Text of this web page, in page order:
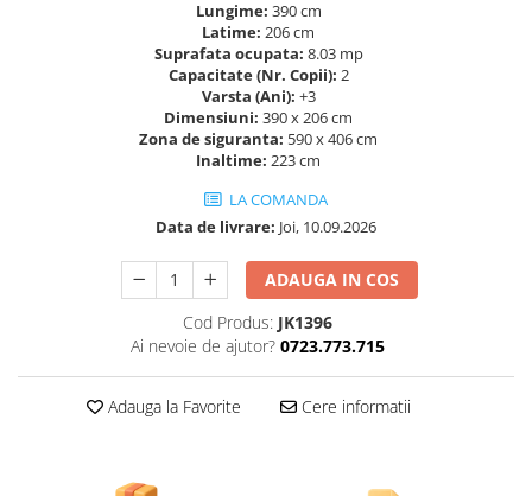
Stalpi camere video
Stalpi / bolarzi de delimitare
Cismea stradala / gradina
Tomberoane si Pubele de Gunoi
Magazie pubele / tomberoane
Mobilier urban DIZABILITATI
Lungime: 390 cm
Latime: 206 cm
Suprafata ocupata: 8.03 mp
Capacitate (Nr. Copii): 2
Varsta (Ani): +3
Dimensiuni: 390 x 206 cm
Zona de siguranta: 590 x 406 cm
Inaltime: 223 cm
LA COMANDA
Data de livrare: Joi, 10.09.2026
ADAUGA IN COS
Cod Produs: JK1396
Ai nevoie de ajutor? 0723.773.715
Adauga la Favorite Cere informatii